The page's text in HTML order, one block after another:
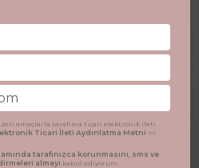
amaçlarla tarafıma ticari elektronik ileti
Ticari İleti Aydınlatma Metni 'ni
tarafınızca korunmasını, sms ve
almayı kabul ediyorum.